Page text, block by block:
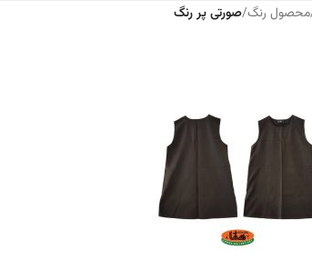
محصول رنگ/صورتی پر رنگ